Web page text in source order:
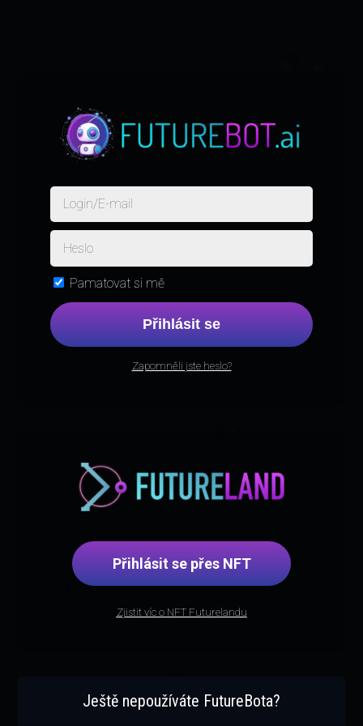
Pamatovat si mě
Přihlásit se
Zapomněli jste heslo?
Přihlásit se přes NFT
Zjistit víc o NFT Futurelandu
Ještě nepoužíváte FutureBota?